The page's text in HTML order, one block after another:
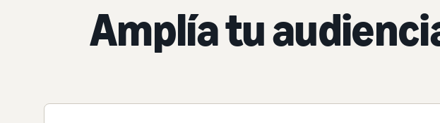
Amplía tu